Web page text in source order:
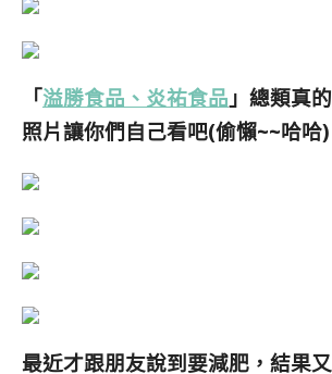
「溢勝食品、炎祐食品 」總類真
照片讓你們自己看吧(偷懶~~哈哈)
最近才跟朋友說到要減肥，結果